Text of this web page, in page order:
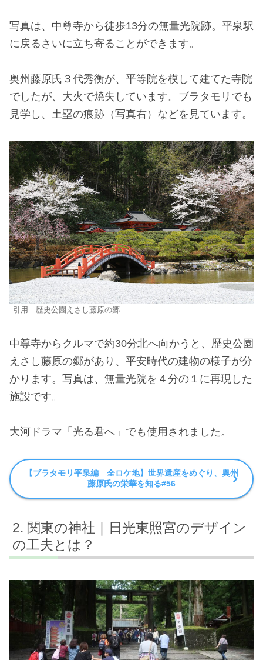
写真は、中尊寺から徒歩13分の無量光院跡。平泉駅
に戻るさいに立ち寄ることができます。
奥州藤原氏３代秀衡が、平等院を模して建てた寺院
でしたが、大火で焼失しています。ブラタモリでも
見学し、土塁の痕跡（写真右）などを見ています。
引用 歴史公園えさし藤原の郷
中尊寺からクルマで約30分北へ向かうと、歴史公園
えさし藤原の郷があり、平安時代の建物の様子が分
かります。写真は、無量光院を４分の１に再現した
施設です。
大河ドラマ「光る君へ」でも使用されました。
【ブラタモリ平泉編 全ロケ地】世界遺産をめぐり、奥州
藤原氏の栄華を知る#56
関東の神社｜日光東照宮のデザイン
の工夫とは？